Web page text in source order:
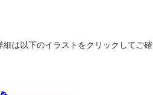
は以下のイラストをクリックしてご確